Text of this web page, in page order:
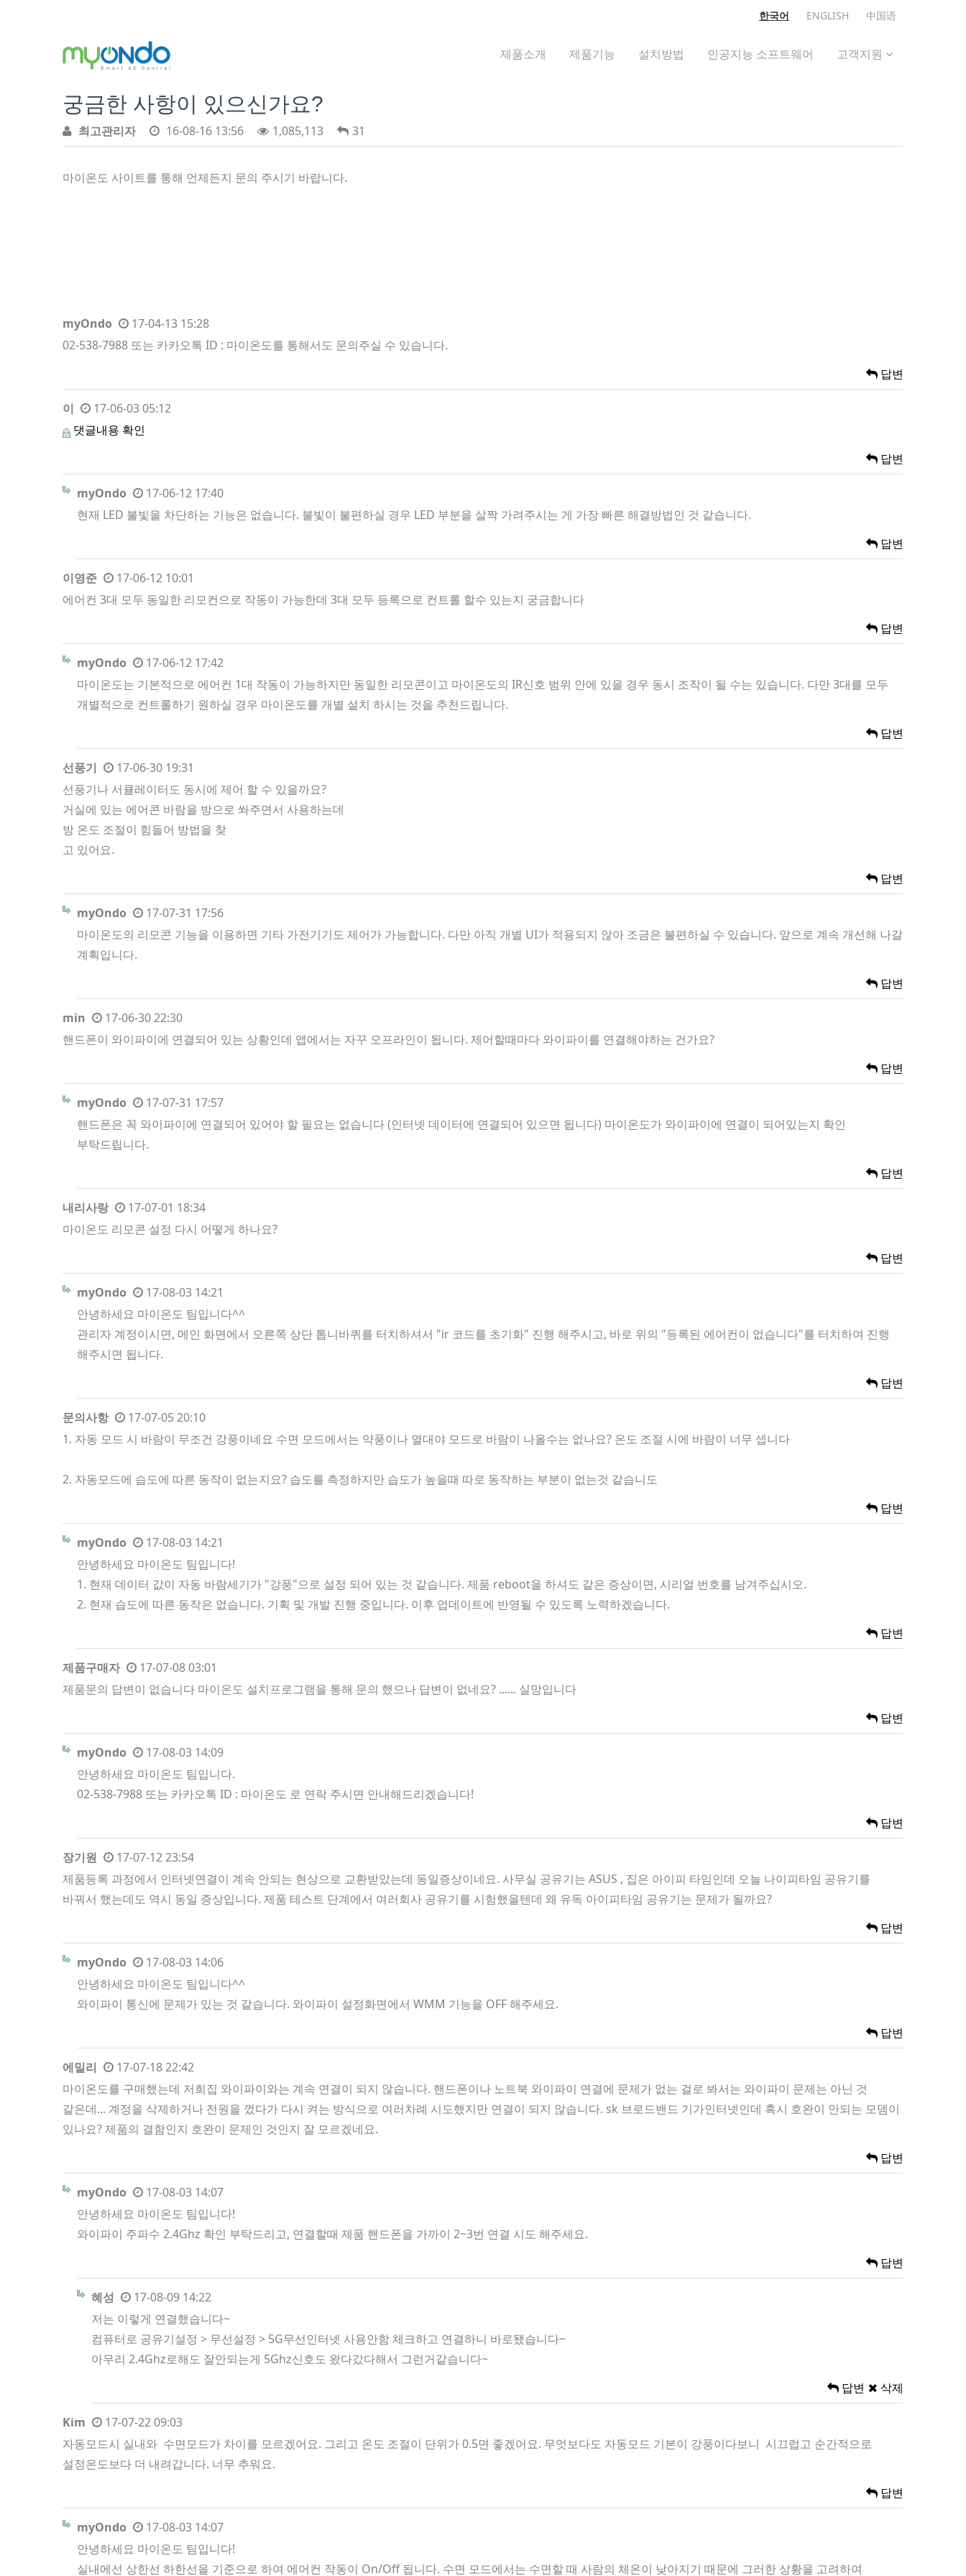
한국어 ENGLISH 中国语
제품소개 제품기능 설치방법 인공지능 소프트웨어 고객지원
궁금한 사항이 있으신가요?
최고관리자 16-08-16 13:56 1,085,113 31
마이온도 사이트를 통해 언제든지 문의 주시기 바랍니다.
myOndo
17-04-13 15:28
02-538-7988 또는 카카오톡 ID : 마이온도를 통해서도 문의주실 수 있습니다.
답변
이
17-06-03 05:12
댓글내용 확인
답변
myOndo
17-06-12 17:40
현재 LED 불빛을 차단하는 기능은 없습니다. 불빛이 불편하실 경우 LED 부분을 살짝 가려주시는 게 가장 빠른 해결방법인 것 같습니다.
답변
이영준
17-06-12 10:01
에어컨 3대 모두 동일한 리모컨으로 작동이 가능한데 3대 모두 등록으로 컨트롤 할수 있는지 궁금합니다
답변
myOndo
17-06-12 17:42
마이온도는 기본적으로 에어컨 1대 작동이 가능하지만 동일한 리모콘이고 마이온도의 IR신호 범위 안에 있을 경우 동시 조작이 될 수는 있습니다. 다만 3대를 모두
개별적으로 컨트롤하기 원하실 경우 마이온도를 개별 설치 하시는 것을 추천드립니다.
답변
선풍기
17-06-30 19:31
선풍기나 서큘레이터도 동시에 제어 할 수 있을까요?
거실에 있는 에어콘 바람을 방으로 쏴주면서 사용하는데
방 온도 조절이 힘들어 방법을 찾
고 있어요.
답변
myOndo
17-07-31 17:56
마이온도의 리모콘 기능을 이용하면 기타 가전기기도 제어가 가능합니다. 다만 아직 개별 UI가 적용되지 않아 조금은 불편하실 수 있습니다. 앞으로 계속 개선해 나갈
계획입니다.
답변
min
17-06-30 22:30
핸드폰이 와이파이에 연결되어 있는 상황인데 앱에서는 자꾸 오프라인이 됩니다. 제어할때마다 와이파이를 연결해야하는 건가요?
답변
myOndo
17-07-31 17:57
핸드폰은 꼭 와이파이에 연결되어 있어야 할 필요는 없습니다 (인터넷 데이터에 연결되어 있으면 됩니다) 마이온도가 와이파이에 연결이 되어있는지 확인
부탁드립니다.
답변
내리사랑
17-07-01 18:34
마이온도 리모콘 설정 다시 어떻게 하나요?
답변
myOndo
17-08-03 14:21
안녕하세요 마이온도 팀입니다^^
관리자 계정이시면, 메인 화면에서 오른쪽 상단 톱니바퀴를 터치하셔서 "ir 코드를 초기화" 진행 해주시고, 바로 위의 "등록된 에어컨이 없습니다"를 터치하여 진행
해주시면 됩니다.
답변
문의사항
17-07-05 20:10
1. 자동 모드 시 바람이 무조건 강풍이네요 수면 모드에서는 약풍이나 열대야 모드로 바람이 나올수는 없나요? 온도 조절 시에 바람이 너무 셉니다
2. 자동모드에 습도에 따른 동작이 없는지요? 습도를 측정하지만 습도가 높을때 따로 동작하는 부분이 없는것 같습니도
답변
myOndo
17-08-03 14:21
안녕하세요 마이온도 팀입니다!
1. 현재 데이터 값이 자동 바람세기가 "강풍"으로 설정 되어 있는 것 같습니다. 제품 reboot을 하셔도 같은 증상이면, 시리얼 번호를 남겨주십시오.
2. 현재 습도에 따른 동작은 없습니다. 기획 및 개발 진행 중입니다. 이후 업데이트에 반영될 수 있도록 노력하겠습니다.
답변
제품구매자
17-07-08 03:01
제품문의 답변이 없습니다 마이온도 설치프로그램을 통해 문의 했으나 답변이 없네요? ...... 실망입니다
답변
myOndo
17-08-03 14:09
안녕하세요 마이온도 팀입니다.
02-538-7988 또는 카카오톡 ID : 마이온도 로 연락 주시면 안내해드리겠습니다!
답변
장기원
17-07-12 23:54
제품등록 과정에서 인터넷연결이 계속 안되는 현상으로 교환받았는데 동일증상이네요. 사무실 공유기는 ASUS , 집은 아이피 타임인데 오늘 나이피타임 공유기를
바꿔서 했는데도 역시 동일 증상입니다. 제품 테스트 단계에서 여러회사 공유기를 시험했을텐데 왜 유독 아이피타임 공유기는 문제가 될까요?
답변
myOndo
17-08-03 14:06
안녕하세요 마이온도 팀입니다^^
와이파이 통신에 문제가 있는 것 같습니다. 와이파이 설정화면에서 WMM 기능을 OFF 해주세요.
답변
에밀리
17-07-18 22:42
마이온도를 구매했는데 저희집 와이파이와는 계속 연결이 되지 않습니다. 핸드폰이나 노트북 와이파이 연결에 문제가 없는 걸로 봐서는 와이파이 문제는 아닌 것
같은데... 계정을 삭제하거나 전원을 껐다가 다시 켜는 방식으로 여러차례 시도했지만 연결이 되지 않습니다. sk 브로드밴드 기가인터넷인데 혹시 호완이 안되는 모뎀이
있나요? 제품의 결함인지 호완이 문제인 것인지 잘 모르겠네요.
답변
myOndo
17-08-03 14:07
안녕하세요 마이온도 팀입니다!
와이파이 주파수 2.4Ghz 확인 부탁드리고, 연결할때 제품 핸드폰을 가까이 2~3번 연결 시도 해주세요.
답변
혜성
17-08-09 14:22
저는 이렇게 연결했습니다~
컴퓨터로 공유기설정 > 무선설정 > 5G무선인터넷 사용안함 체크하고 연결하니 바로됐습니다~
아무리 2.4Ghz로해도 잘안되는게 5Ghz신호도 왔다갔다해서 그런거같습니다~
답변
삭제
Kim
17-07-22 09:03
자동모드시 실내와 수면모드가 차이를 모르겠어요. 그리고 온도 조절이 단위가 0.5면 좋겠어요. 무엇보다도 자동모드 기본이 강풍이다보니 시끄럽고 순간적으로
설정온도보다 더 내려갑니다. 너무 추워요.
답변
myOndo
17-08-03 14:07
안녕하세요 마이온도 팀입니다!
실내에선 상한선 하한선을 기준으로 하여 에어컨 작동이 On/Off 됩니다. 수면 모드에서는 수면할 때 사람의 체온이 낮아지기 때문에 그러한 상황을 고려하여